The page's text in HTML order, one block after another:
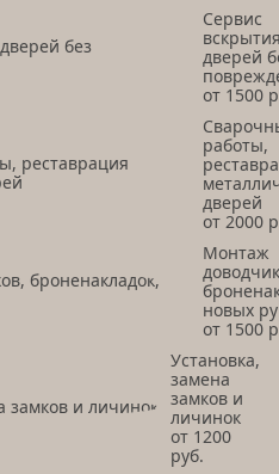
Сервис
дверей
от 1500
работы,
дверей
от 2000
Монтаж
новых
от 1500
Установка,
замена
замков и
личинок
от 1200
руб.